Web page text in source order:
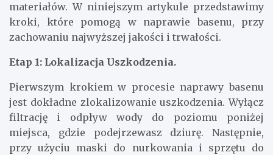
materiałów. W niniejszym artykule przedstawimy
kroki, które pomogą w naprawie basenu, przy
zachowaniu najwyższej jakości i trwałości.
Etap 1: Lokalizacja Uszkodzenia.
Pierwszym krokiem w procesie naprawy basenu
jest dokładne zlokalizowanie uszkodzenia. Wyłącz
filtrację i odpływ wody do poziomu poniżej
miejsca, gdzie podejrzewasz dziurę. Następnie,
przy użyciu maski do nurkowania i sprzętu do